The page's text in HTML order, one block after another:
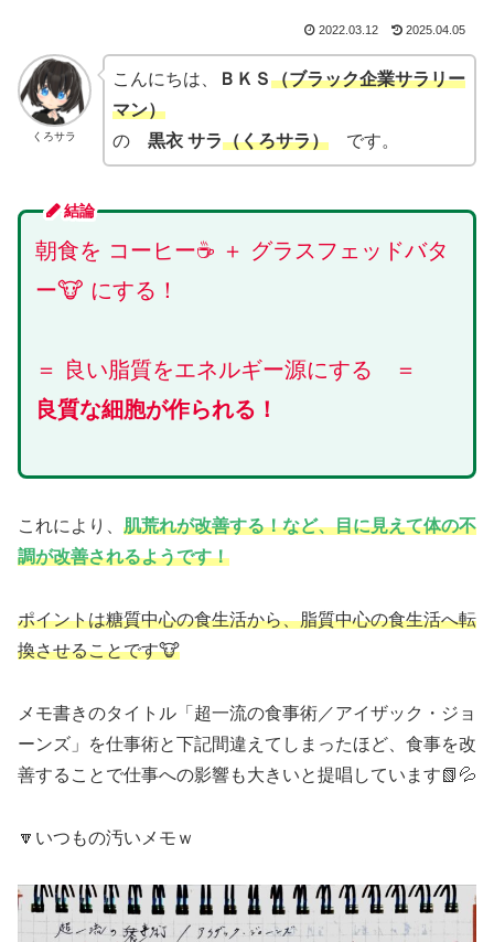
2022.03.12 2025.04.05
くろサラ
こんにちは、 ＢＫＳ（ブラック企業サラリー
マン）
の 黒衣 サラ（くろサラ）です。
結論
朝食を コーヒー☕ ＋ グラスフェッドバタ
ー🐮 にする！
＝ 良い脂質をエネルギー源にする ＝
良質な細胞が作られる！
これにより、 肌荒れが改善する！など、目に見えて体の不
調が改善されるようです！
ポイントは糖質中心の食生活から、脂質中心の食生活へ転
換させることです🐮
メモ書きのタイトル「超一流の食事術／アイザック・ジョ
ーンズ」を仕事術と下記間違えてしまったほど、食事を改
善することで仕事への影響も大きいと提唱しています📗💦
🔽いつもの汚いメモｗ